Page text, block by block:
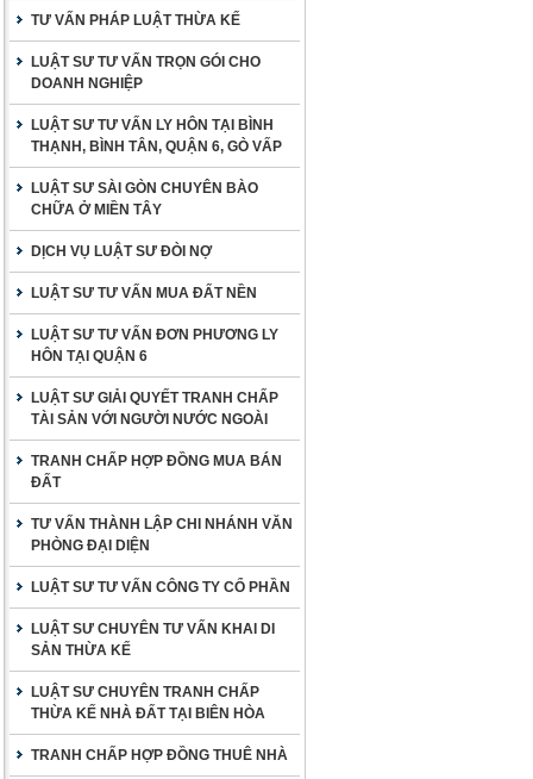
TƯ VẤN PHÁP LUẬT THỪA KẾ
LUẬT SƯ TƯ VẤN TRỌN GÓI CHO
DOANH NGHIỆP
LUẬT SƯ TƯ VẤN LY HÔN TẠI BÌNH
THẠNH, BÌNH TÂN, QUẬN 6, GÒ VẤP
LUẬT SƯ SÀI GÒN CHUYÊN BÀO
CHỮA Ở MIỀN TÂY
DỊCH VỤ LUẬT SƯ ĐÒI NỢ
LUẬT SƯ TƯ VẤN MUA ĐẤT NỀN
LUẬT SƯ TƯ VẤN ĐƠN PHƯƠNG LY
HÔN TẠI QUẬN 6
LUẬT SƯ GIẢI QUYẾT TRANH CHẤP
TÀI SẢN VỚI NGƯỜI NƯỚC NGOÀI
TRANH CHẤP HỢP ĐỒNG MUA BÁN
ĐẤT
TƯ VẤN THÀNH LẬP CHI NHÁNH VĂN
PHÒNG ĐẠI DIỆN
LUẬT SƯ TƯ VẤN CÔNG TY CỔ PHẦN
LUẬT SƯ CHUYÊN TƯ VẤN KHAI DI
SẢN THỪA KẾ
LUẬT SƯ CHUYÊN TRANH CHẤP
THỪA KẾ NHÀ ĐẤT TẠI BIÊN HÒA
TRANH CHẤP HỢP ĐỒNG THUÊ NHÀ